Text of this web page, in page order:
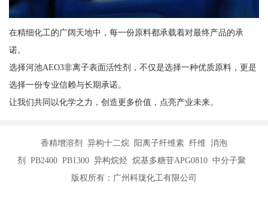
在精细化工的广阔天地中，每一份原料都承载着对最终产品的承
诺。
选择河池AEO3非离子表面活性剂，不仅是选择一种优质原料，更是
选择一份专业信赖与长期承诺。
让我们共同以化学之力，创造更多价值，点亮产业未来。
香精增溶剂 异构十二烷 阳离子纤维素 纤维 消泡
剂 PB2400 PB1300 异构烷烃 烷基多糖苷APG0810 中分子聚
版权所有：广州科珑化工有限公司